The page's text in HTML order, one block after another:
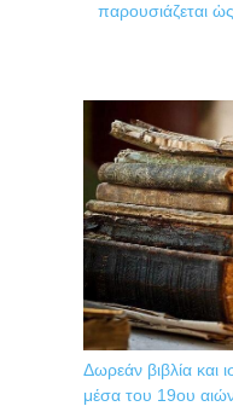
παρουσιάζεται ὡς
Δωρεάν βιβλία και
μέσα του 19ου